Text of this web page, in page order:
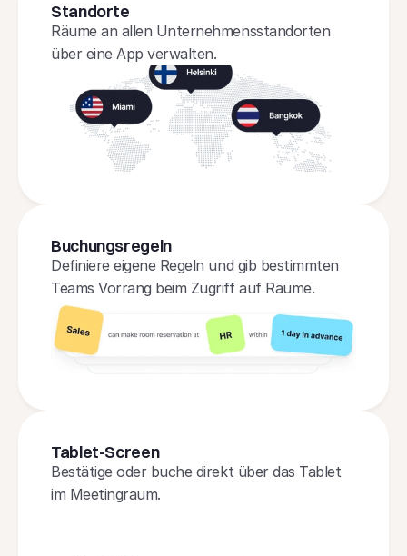
Standorte
Räume an allen Unternehmensstandorten
über eine App verwalten.
Buchungsregeln
Definiere eigene Regeln und gib bestimmten
Teams Vorrang beim Zugriff auf Räume.
Tablet-Screen
Bestätige oder buche direkt über das Tablet
im Meetingraum.